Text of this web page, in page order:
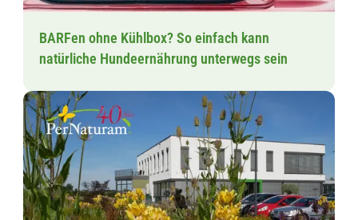
BARFen ohne Kühlbox? So einfach kann
natürliche Hundeernährung unterwegs sein